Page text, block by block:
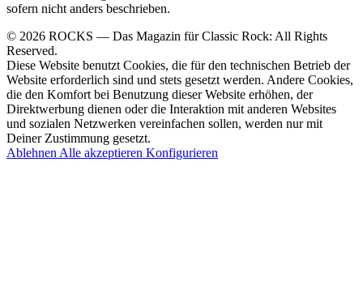
sofern nicht anders beschrieben.
© 2026 ROCKS — Das Magazin für Classic Rock: All Rights
Reserved.
Diese Website benutzt Cookies, die für den technischen Betrieb der
Website erforderlich sind und stets gesetzt werden. Andere Cookies,
die den Komfort bei Benutzung dieser Website erhöhen, der
Direktwerbung dienen oder die Interaktion mit anderen Websites
und sozialen Netzwerken vereinfachen sollen, werden nur mit
Deiner Zustimmung gesetzt.
Ablehnen Alle akzeptieren Konfigurieren